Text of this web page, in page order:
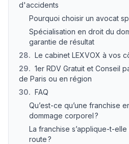
d'accidents
Pourquoi choisir un avocat
Spécialisation en droit du
garantie de résultat
28. Le cabinet LEXVOX à vos
29. 1er RDV Gratuit et Conseil
de Paris ou en région
30. FAQ
Qu’est-ce qu’une franchise
dommage corporel ?
La franchise s’applique-t-
route ?